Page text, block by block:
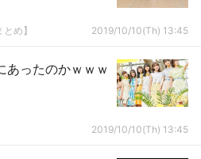
め】 2019/10/10(Th) 13:45
あったのかｗｗｗ
2019/10/10(Th) 13:45